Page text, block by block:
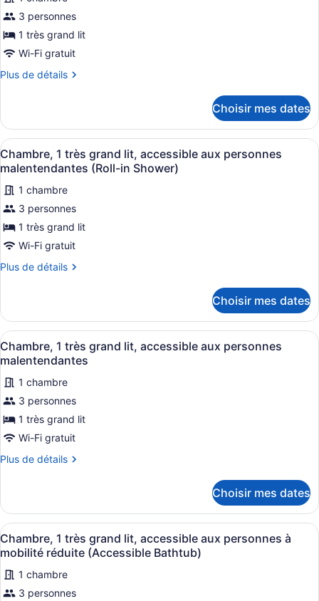
pour
ce
type
de
chambre :
très
grand
lit
3 personnes
1 très grand lit
Wi-Fi gratuit
Plus de détails
Plus
Chambre,
très
grand
lit
Choisir mes dates
Afficher
toutes
les
photos
pour
ce
type
de
chambre :
1
très
grand
lit,
accessible
aux
personnes
malentendantes
(Roll-
in
Une chambre d’hôtel avec un
7
Chambre, 1 très grand lit, accessible aux personnes
malentendantes (Roll-in Shower)
1 chambre
3 personnes
1 très grand lit
Wi-Fi gratuit
Plus de détails
Plus
Chambre,
très
grand
lit,
accessible
aux
personnes
malentendantes
(Roll-
Shower)
Choisir mes dates
Afficher
toutes
les
photos
pour
ce
type
de
chambre :
1
très
grand
lit,
accessible
aux
Une chambre d’hôtel avec un
7
Chambre, 1 très grand lit, accessible aux personnes
malentendantes
1 chambre
3 personnes
1 très grand lit
Wi-Fi gratuit
Plus de détails
Plus
Chambre,
très
grand
lit,
accessible
aux
Choisir mes dates
Afficher
toutes
les
photos
pour
Une chambre d’hôtel avec un
7
Chambre, 1 très grand lit, accessible aux personnes à
mobilité réduite (Accessible Bathtub)
1 chambre
3 personnes